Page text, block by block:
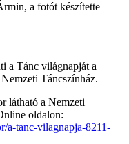
a fotót készítette
a Tánc világnapját a
Táncszínház.
látható a Nemzeti
oldalon:
a-tanc-vilagnapja-8211-